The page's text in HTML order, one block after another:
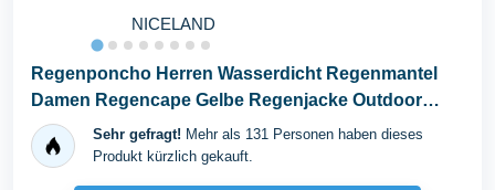
NICELAND
Regenponcho Herren Wasserdicht Regenmantel
Damen Regencape Gelbe Regenjacke Outdoor
Regenschutz...
Sehr gefragt! Mehr als 131 Personen haben dieses
Produkt kürzlich gekauft.